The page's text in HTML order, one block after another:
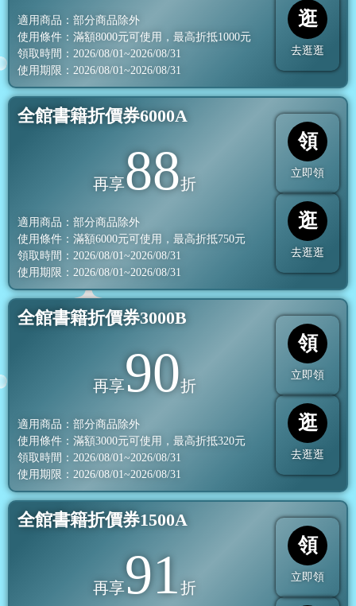
適用商品：部分商品除外
使用條件：滿額8000元可使用，最高折抵1000元
領取時間：2026/08/01~2026/08/31
使用期限：2026/08/01~2026/08/31
逛
去逛逛
全館書籍折價券6000A
再享88折
適用商品：部分商品除外
使用條件：滿額6000元可使用，最高折抵750元
領取時間：2026/08/01~2026/08/31
使用期限：2026/08/01~2026/08/31
領
立即領
逛
去逛逛
全館書籍折價券3000B
再享90折
適用商品：部分商品除外
使用條件：滿額3000元可使用，最高折抵320元
領取時間：2026/08/01~2026/08/31
使用期限：2026/08/01~2026/08/31
領
立即領
逛
去逛逛
全館書籍折價券1500A
再享91折
領
立即領